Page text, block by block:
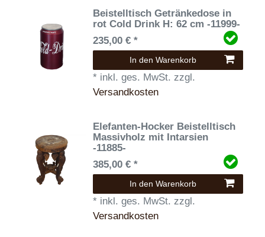
Beistelltisch Getränkedose in
rot Cold Drink H: 62 cm -11999-
235,00 € *
In den Warenkorb
* inkl. ges. MwSt. zzgl.
Versandkosten
Elefanten-Hocker Beistelltisch
Massivholz mit Intarsien
-11885-
385,00 € *
In den Warenkorb
* inkl. ges. MwSt. zzgl.
Versandkosten